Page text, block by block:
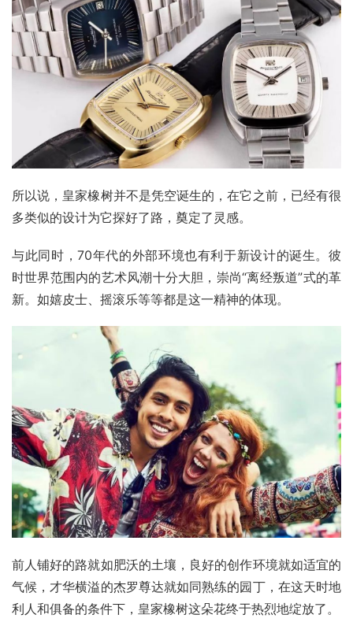
所以说，皇家橡树并不是凭空诞生的，在它之前，已经有很
多类似的设计为它探好了路，奠定了灵感。
与此同时，70年代的外部环境也有利于新设计的诞生。彼
时世界范围内的艺术风潮十分大胆，崇尚“离经叛道”式的革
新。如嬉皮士、摇滚乐等等都是这一精神的体现。
前人铺好的路就如肥沃的土壤，良好的创作环境就如适宜的
气候，才华横溢的杰罗尊达就如同熟练的园丁，在这天时地
利人和俱备的条件下，皇家橡树这朵花终于热烈地绽放了。